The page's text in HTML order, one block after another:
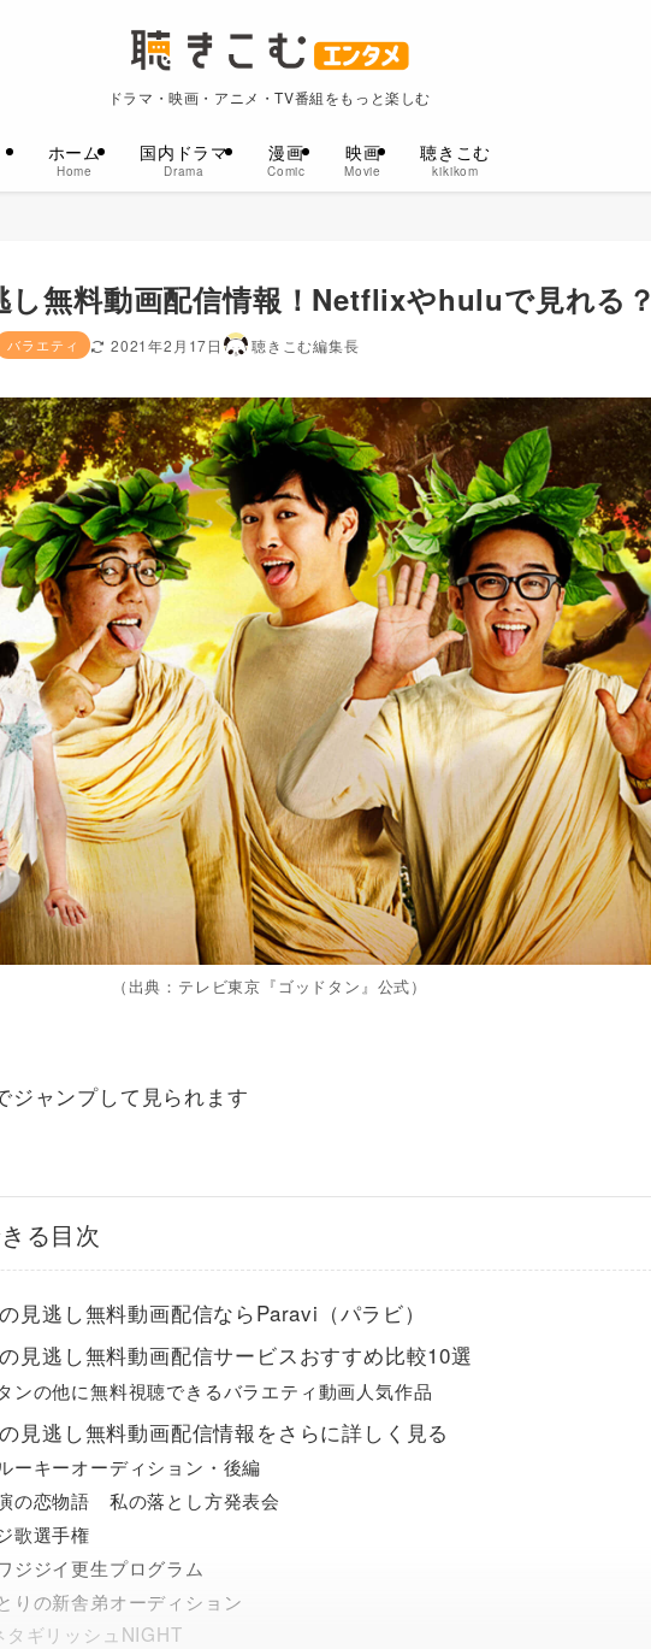
ドラマ・映画・アニメ・TV番組をもっと楽しむ
ホーム
Home
国内ドラマ
Drama
漫画
Comic
映画
Movie
聴きこむ
kikikom
無料動画配信情報！Netflixやhuluで見れる？
バラエティ 2021年2月17日 聴きこむ編集長
（出典：テレビ東京『ゴッドタン』公式）
ジャンプして見られます
る目次
見逃し無料動画配信ならParavi（パラビ）
見逃し無料動画配信サービスおすすめ比較10選
ンの他に無料視聴できるバラエティ動画人気作品
見逃し無料動画配信情報をさらに詳しく見る
ーキーオーディション・後編
の恋物語 私の落とし方発表会
歌選手権
ジジイ更生プログラム
りの新舎弟オーディション
タギリッシュNIGHT